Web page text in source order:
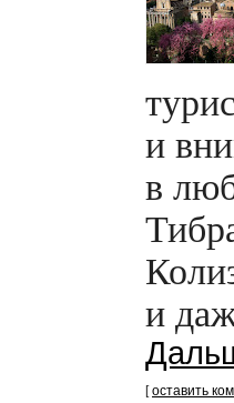
и
в
и
[оставить